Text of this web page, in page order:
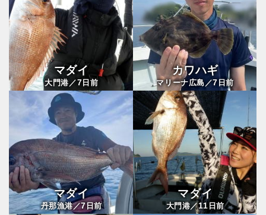
マダイ
大門港／7日前
カワハギ
マリーナ広島／7 日前
マダイ
丹那漁港／7 日前
マダイ
大門港／11 日前